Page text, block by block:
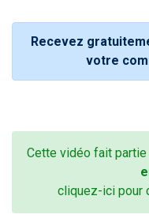
Recevez
votre
Cette vidéo fait
cliquez-ici pour